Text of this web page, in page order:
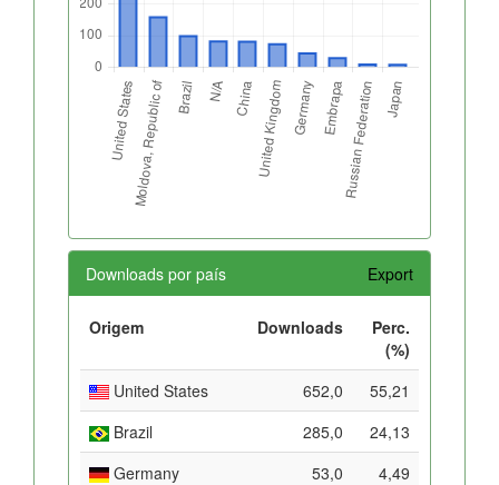
Downloads por país Export
Origem Downloads
Perc.
(%)
United States
652,0
55,21
Brazil
285,0
24,13
Germany
53,0
4,49